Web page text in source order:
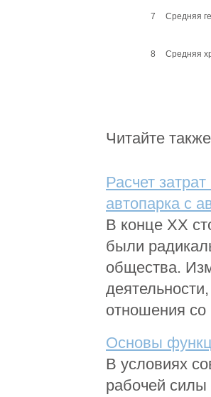
7 Средняя
8 Средняя
Читайте
Расчет
автопарка с
В конце XX
были
общества.
отношения со
Основы
В условиях
рабочей силы